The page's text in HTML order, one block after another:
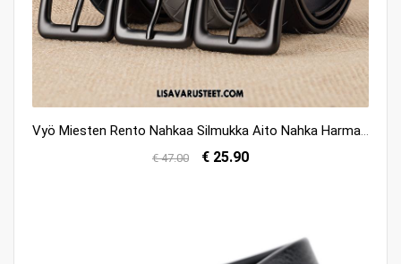
€ 47.00 € 25.90